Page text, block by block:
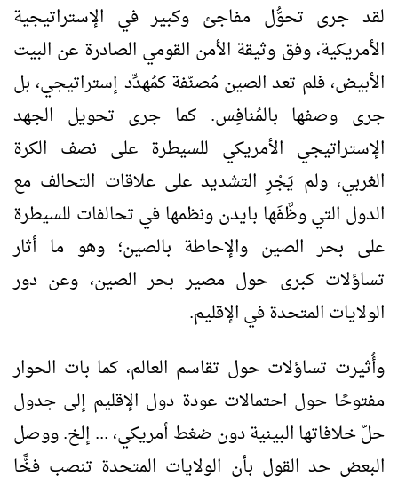
لقد جرى تحوُّل مفاجئ وكبير في الإستراتيجية
الأمريكية، وفق وثيقة الأمن القومي الصادرة عن البيت
الأبيض، فلم تعد الصين مُصنّفة كمُهدِّد إستراتيجي، بل
جرى وصفها بالمُنافِس. كما جرى تحويل الجهد
الإستراتيجي الأمريكي للسيطرة على نصف الكرة
الغربي، ولم يَجْرِ التشديد على علاقات التحالف مع
الدول التي وظَّفَها بايدن ونظمها في تحالفات للسيطرة
على بحر الصين والإحاطة بالصين؛ وهو ما أثار
تساؤلات كبرى حول مصير بحر الصين، وعن دور
الولايات المتحدة في الإقليم.
وأُثيرت تساؤلات حول تقاسم العالم، كما بات الحوار
مفتوحًا حول احتمالات عودة دول الإقليم إلى جدول
حلّ خلافاتها البينية دون ضغط أمريكي، ... إلخ. ووصل
البعض حد القول بأن الولايات المتحدة تنصب فخًّا